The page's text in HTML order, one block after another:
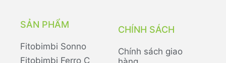
SẢN PHẨM
Fitobimbi Sonno
Fitobimbi Ferro C
CHÍNH SÁCH
Chính sách giao